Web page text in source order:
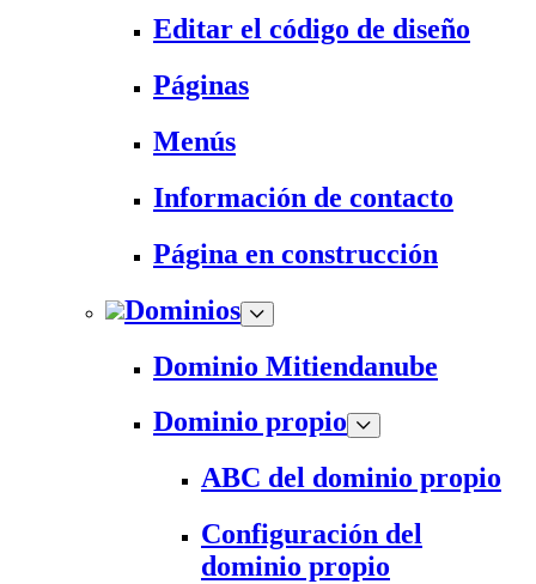
Editar el código de diseño
Páginas
Menús
Información de contacto
Página en construcción
Dominios
Dominio Mitiendanube
Dominio propio
ABC del dominio propio
Configuración del
dominio propio